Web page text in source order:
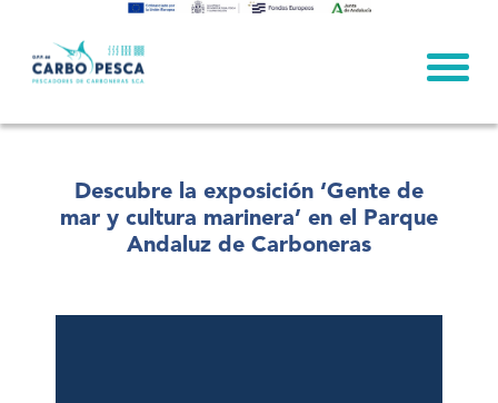
content
Descubre la exposición ‘Gente de
mar y cultura marinera’ en el Parque
Andaluz de Carboneras